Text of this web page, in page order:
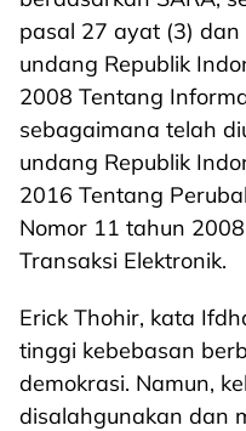
pasal 27 ayat (3)
undang Republik
2008 Tentang
sebagaimana telah
undang Republik
2016 Tentang
Nomor 11 tahun
Transaksi Elektronik.
Erick Thohir, kata
tinggi kebebasan
demokrasi. Namun,
disalahgunakan dan